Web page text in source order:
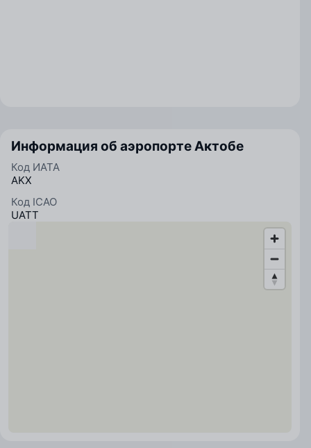
Информация об аэропорте Актобе
Код ИАТА
AKX
Код ICAO
UATT